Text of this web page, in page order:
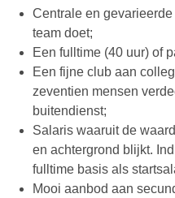
Centrale en
team doet;
Een fulltime (40 uur) of
Een fijne club aan
zeventien mensen
buitendienst;
Salaris waaruit de
en achtergrond blijkt.
fulltime basis als
Mooi aanbod aan